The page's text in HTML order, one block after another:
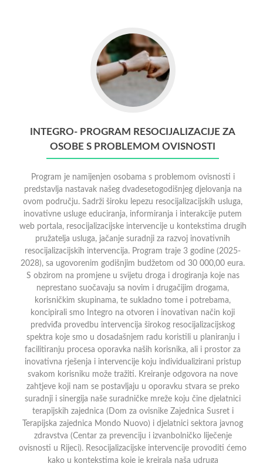
INTEGRO- PROGRAM RESOCIJALIZACIJE ZA
OSOBE S PROBLEMOM OVISNOSTI
Program je namijenjen osobama s problemom ovisnosti i
predstavlja nastavak našeg dvadesetogodišnjeg djelovanja na
ovom području. Sadrži široku lepezu resocijalizacijskih usluga,
inovativne usluge educiranja, informiranja i interakcije putem
web portala, resocijalizacijske intervencije u kontekstima drugih
pružatelja usluga, jačanje suradnji za razvoj inovativnih
resocijalizacijskih intervencija. Program traje 3 godine (2025-
2028), sa ugovorenim godišnjim budžetom od 30 000,00 eura.
S obzirom na promjene u svijetu droga i drogiranja koje nas
neprestano suočavaju sa novim i drugačijim drogama,
korisničkim skupinama, te sukladno tome i potrebama,
koncipirali smo Integro na otvoren i inovativan način koji
predviđa provedbu intervencija širokog resocijalizacijskog
spektra koje smo u dosadašnjem radu koristili u planiranju i
facilitiranju procesa oporavka naših korisnika, ali i prostor za
inovativna rješenja i intervencije koju individualizirani pristup
svakom korisniku može tražiti. Kreiranje odgovora na nove
zahtjeve koji nam se postavljaju u oporavku stvara se preko
suradnji i sinergija naše suradničke mreže koju čine djelatnici
terapijskih zajednica (Dom za ovisnike Zajednica Susret i
Terapijska zajednica Mondo Nuovo) i djelatnici sektora javnog
zdravstva (Centar za prevenciju i izvanbolničko liječenje
ovisnosti u Rijeci). Resocijalizacijske intervencije provoditi ćemo
kako u kontekstima koje je kreirala naša udruga